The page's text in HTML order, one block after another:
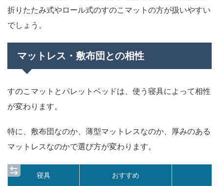
折りたたみ式やロール式のすのこマットの方が扱いやすい
でしょう。
マットレス・敷布団との相性
すのこマットとパレットベッドは、使う寝具によって相性
が変わります。
特に、敷布団なのか、薄型マットレスなのか、厚みのある
マットレスなのかで選び方が変わります。
寝具 おすすめ